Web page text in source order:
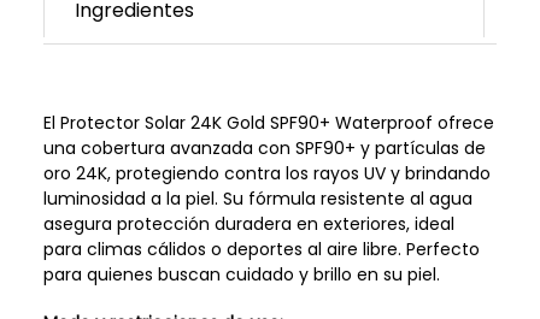
Ingredientes
El Protector Solar 24K Gold SPF90+ Waterproof ofrece
una cobertura avanzada con SPF90+ y partículas de
oro 24K, protegiendo contra los rayos UV y brindando
luminosidad a la piel. Su fórmula resistente al agua
asegura protección duradera en exteriores, ideal
para climas cálidos o deportes al aire libre. Perfecto
para quienes buscan cuidado y brillo en su piel.